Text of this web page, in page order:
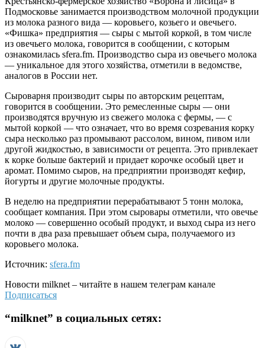
Подмосковье занимается производством молочной продукции
из молока разного вида — коровьего, козьего и овечьего.
«Фишка» предприятия — сыры с мытой коркой, в том числе
из овечьего молока, говорится в сообщении, с которым
ознакомилась sfera.fm. Производство сыра из овечьего молока
— уникальное для этого хозяйства, отметили в ведомстве,
аналогов в России нет.
Сыроварня производит сыры по авторским рецептам,
говорится в сообщении. Это ремесленные сыры — они
производятся вручную из свежего молока с фермы, — с
мытой коркой — что означает, что во время созревания корку
сыра несколько раз промывают рассолом, вином, пивом или
другой жидкостью, в зависимости от рецепта. Это привлекает
к корке больше бактерий и придает корочке особый цвет и
аромат. Помимо сыров, на предприятии производят кефир,
йогурты и другие молочные продукты.
В неделю на предприятии перерабатывают 5 тонн молока,
сообщает компания. При этом сыровары отметили, что овечье
молоко — совершенно особый продукт, и выход сыра из него
почти в два раза превышает объем сыра, получаемого из
коровьего молока.
Источник: sfera.fm
Новости milknet – читайте в нашем телеграм канале
Подписаться
“milknet” в социальных сетях: